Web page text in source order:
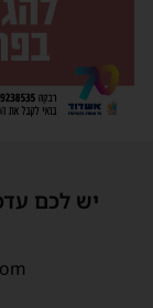
יש לכם